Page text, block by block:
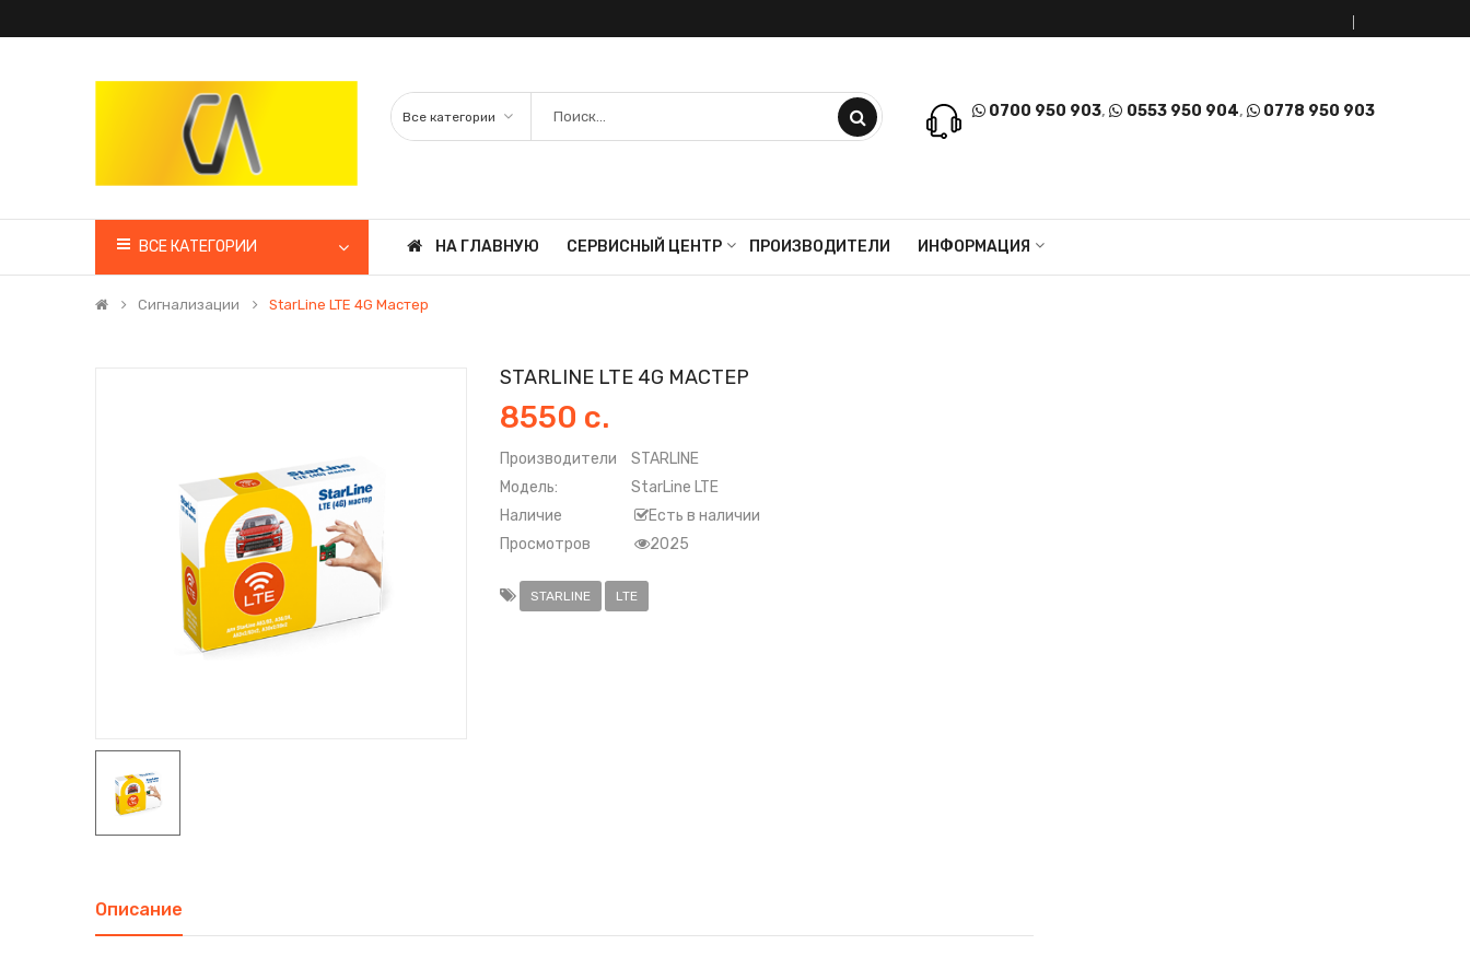
0700 950 903, 0553 950 904, 0778 950 903
ВСЕ КАТЕГОРИИ НА ГЛАВНУЮ СЕРВИСНЫЙ ЦЕНТР ПРОИЗВОДИТЕЛИ ИНФОРМАЦИЯ
Сигнализации StarLine LTE 4G Мастер
STARLINE LTE 4G МАСТЕР
8550 с.
Производители
STARLINE
Модель:
StarLine LTE
Наличие
Есть в наличии
Просмотров
2025
STARLINE LTE
Описание